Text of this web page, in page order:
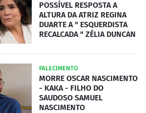
POSSÍVEL RESPOSTA A
ALTURA DA ATRIZ REGINA
DUARTE A " ESQUERDISTA
RECALCADA " ZÉLIA DUNCAN
FALECIMENTO
MORRE OSCAR NASCIMENTO
- KAKA - FILHO DO
SAUDOSO SAMUEL
NASCIMENTO